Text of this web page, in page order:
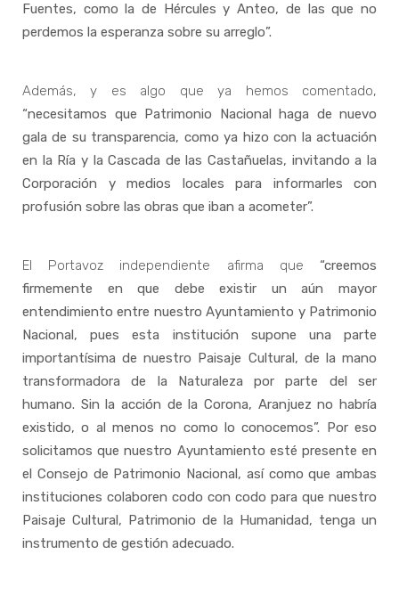
Fuentes, como la de Hércules y Anteo, de las que no
perdemos la esperanza sobre su arreglo”.
Además, y es algo que ya hemos comentado,
“necesitamos que Patrimonio Nacional haga de nuevo
gala de su transparencia, como ya hizo con la actuación
en la Ría y la Cascada de las Castañuelas, invitando a la
Corporación y medios locales para informarles con
profusión sobre las obras que iban a acometer”.
El Portavoz independiente afirma que “creemos
firmemente en que debe existir un aún mayor
entendimiento entre nuestro Ayuntamiento y Patrimonio
Nacional, pues esta institución supone una parte
importantísima de nuestro Paisaje Cultural, de la mano
transformadora de la Naturaleza por parte del ser
humano. Sin la acción de la Corona, Aranjuez no habría
existido, o al menos no como lo conocemos”. Por eso
solicitamos que nuestro Ayuntamiento esté presente en
el Consejo de Patrimonio Nacional, así como que ambas
instituciones colaboren codo con codo para que nuestro
Paisaje Cultural, Patrimonio de la Humanidad, tenga un
instrumento de gestión adecuado.